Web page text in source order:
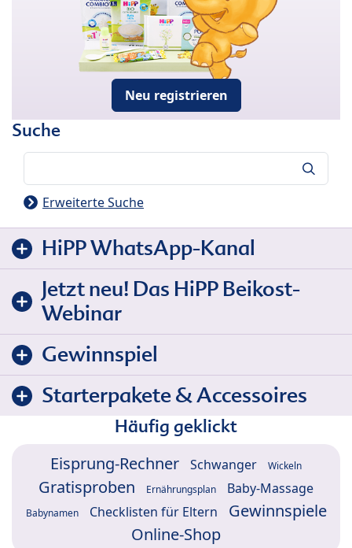
Neu registrieren
Suche
Erweiterte Suche
HiPP WhatsApp-Kanal
Jetzt neu! Das HiPP Beikost-
Webinar
Gewinnspiel
Starterpakete & Accessoires
Häufig geklickt
Eisprung-Rechner Schwanger Wickeln
Gratisproben Ernährungsplan Baby-Massage
Babynamen Checklisten für Eltern
Gewinnspiele
Online-Shop